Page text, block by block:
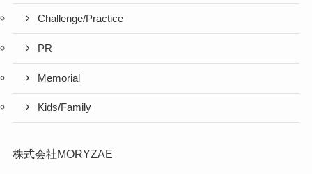
Challenge/Practice
PR
Memorial
Kids/Family
株式会社MORYZAE